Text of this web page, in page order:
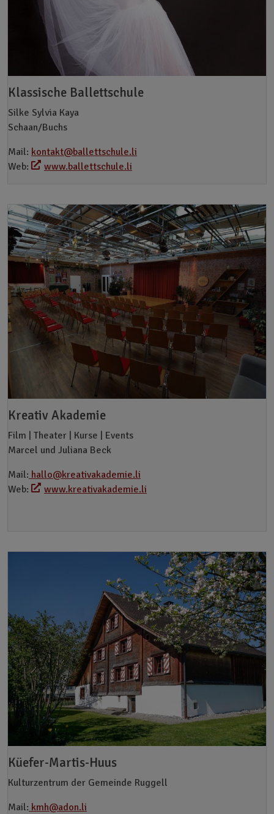
Klassische Ballettschule
Silke Sylvia Kaya
Schaan/Buchs
Mail: kontakt@ballettschule.li
Web:
www.ballettschule.li
Kreativ Akademie
Film | Theater | Kurse | Events
Marcel und Juliana Beck
Mail: hallo@kreativakademie.li
Web:
www.kreativakademie.li
Küefer-Martis-Huus
Kulturzentrum der Gemeinde Ruggell
Mail: kmh@adon.li